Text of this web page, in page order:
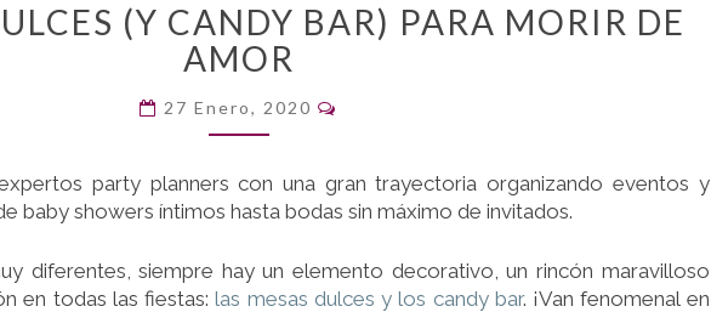
MESAS
DULCES
CANDY
PARA
MORIR
AMOR
(Y CANDY BAR) PARA MORIR DE
AMOR
27 Enero, 2020
party planners con una gran trayectoria organizando eventos y
baby showers íntimos hasta bodas sin máximo de invitados.
diferentes, siempre hay un elemento decorativo, un rincón maravilloso
en todas las fiestas:las mesas dulces y los candy bar. ¡Van fenomenal en